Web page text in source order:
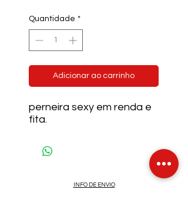
Quantidade *
Adicionar ao carrinho
perneira sexy em renda e
fita.
INFO DE ENVIO